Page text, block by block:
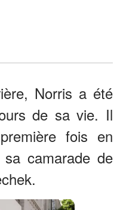
Norris a été
de sa vie. Il
fois en
camarade de